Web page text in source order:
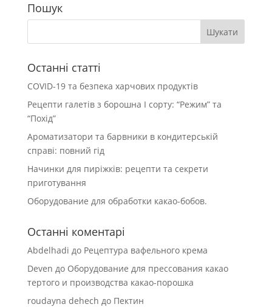
Пошук
Останні статті
COVID-19 та безпека харчових продуктів
Рецепти галетів з борошна І сорту: “Режим” та
“Похід”
Ароматизатори та барвники в кондитерській
справі: повний гід
Начинки для пиріжків: рецепти та секрети
приготування
Оборудование для обработки какао-бобов.
Останні коментарі
Abdelhadi до Рецептура вафельного крема
Deven до Оборудование для прессования какао
тертого и производства какао-порошка
roudayna dehech до Пектин